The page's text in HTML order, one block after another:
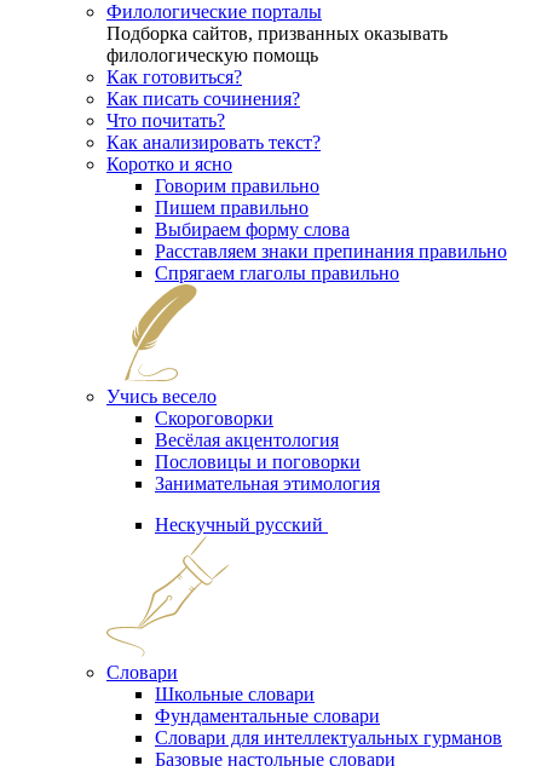
Филологические порталы
Подборка сайтов, призванных оказывать
филологическую помощь
Как готовиться?
Как писать сочинения?
Что почитать?
Как анализировать текст?
Коротко и ясно
Говорим правильно
Пишем правильно
Выбираем форму слова
Расставляем знаки препинания правильно
Спрягаем глаголы правильно
Учись весело
Скороговорки
Весёлая акцентология
Пословицы и поговорки
Занимательная этимология
Нескучный русский
Словари
Школьные словари
Фундаментальные словари
Словари для интеллектуальных гурманов
Базовые настольные словари